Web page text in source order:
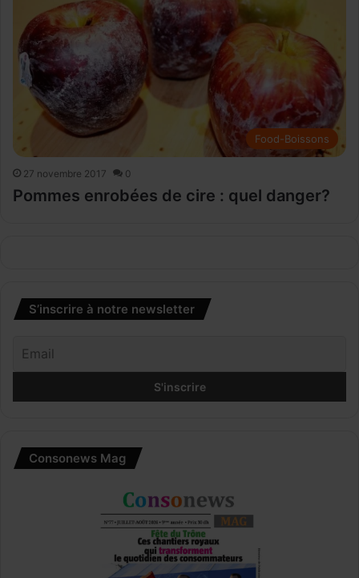
Food-Boissons
27 novembre 2017 0
Pommes enrobées de cire : quel danger?
S’inscrire à notre newsletter
Consonews Mag